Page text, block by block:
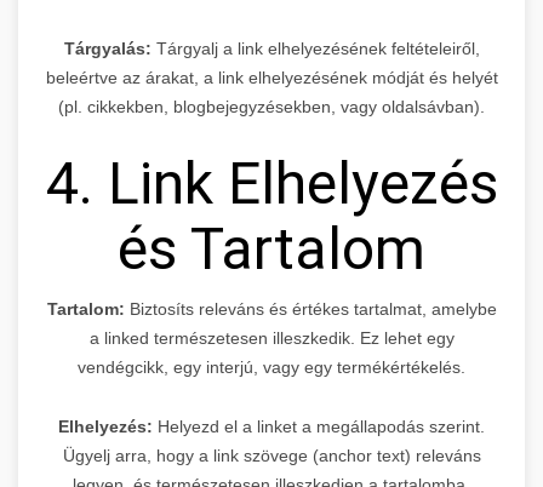
Tárgyalás: Tárgyalj a link elhelyezésének feltételeiről,
beleértve az árakat, a link elhelyezésének módját és helyét
(pl. cikkekben, blogbejegyzésekben, vagy oldalsávban).
4. Link Elhelyezés
és Tartalom
Tartalom: Biztosíts releváns és értékes tartalmat, amelybe
a linked természetesen illeszkedik. Ez lehet egy
vendégcikk, egy interjú, vagy egy termékértékelés.
Elhelyezés: Helyezd el a linket a megállapodás szerint.
Ügyelj arra, hogy a link szövege (anchor text) releváns